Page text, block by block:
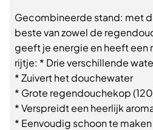
Gecombineerde stand: met
beste van zowel de
geeft je energie en heeft een
rijtje: * Drie verschillende
* Zuivert het douchewater
* Grote regendouchekop
* Verspreidt een heerlijk
* Eenvoudig schoon te maken